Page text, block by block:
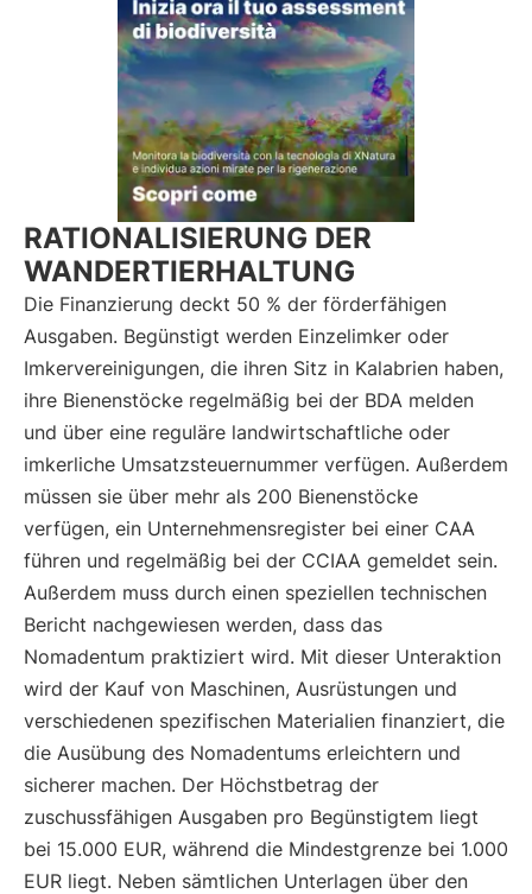
RATIONALISIERUNG DER
WANDERTIERHALTUNG
Die Finanzierung deckt 50 % der förderfähigen
Ausgaben. Begünstigt werden Einzelimker oder
Imkervereinigungen, die ihren Sitz in Kalabrien haben,
ihre Bienenstöcke regelmäßig bei der BDA melden
und über eine reguläre landwirtschaftliche oder
imkerliche Umsatzsteuernummer verfügen. Außerdem
müssen sie über mehr als 200 Bienenstöcke
verfügen, ein Unternehmensregister bei einer CAA
führen und regelmäßig bei der CCIAA gemeldet sein.
Außerdem muss durch einen speziellen technischen
Bericht nachgewiesen werden, dass das
Nomadentum praktiziert wird. Mit dieser Unteraktion
wird der Kauf von Maschinen, Ausrüstungen und
verschiedenen spezifischen Materialien finanziert, die
die Ausübung des Nomadentums erleichtern und
sicherer machen. Der Höchstbetrag der
zuschussfähigen Ausgaben pro Begünstigtem liegt
bei 15.000 EUR, während die Mindestgrenze bei 1.000
EUR liegt. Neben sämtlichen Unterlagen über den